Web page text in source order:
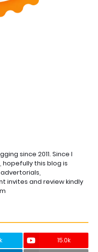
since 2011. Since I
this blog is
invites and review kindly
15.0k